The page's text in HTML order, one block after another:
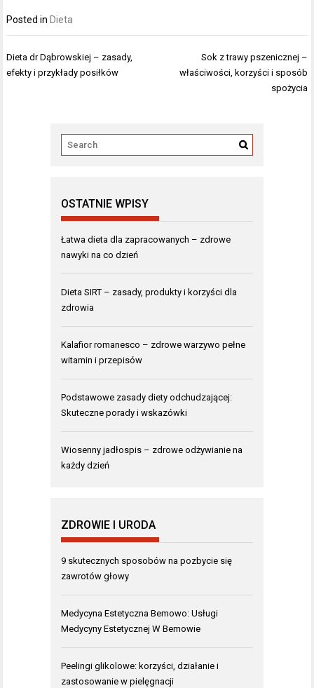
Posted in Dieta
Nawigacja
wpisu
Dieta dr Dąbrowskiej – zasady,
efekty i przykłady posiłków
Sok z trawy pszenicznej –
właściwości, korzyści i sposób
spożycia
OSTATNIE WPISY
Łatwa dieta dla zapracowanych – zdrowe
nawyki na co dzień
Dieta SIRT – zasady, produkty i korzyści dla
zdrowia
Kalafior romanesco – zdrowe warzywo pełne
witamin i przepisów
Podstawowe zasady diety odchudzającej:
Skuteczne porady i wskazówki
Wiosenny jadłospis – zdrowe odżywianie na
każdy dzień
ZDROWIE I URODA
9 skutecznych sposobów na pozbycie się
zawrotów głowy
Medycyna Estetyczna Bemowo: Usługi
Medycyny Estetycznej W Bemowie
Peelingi glikolowe: korzyści, działanie i
zastosowanie w pielęgnacji